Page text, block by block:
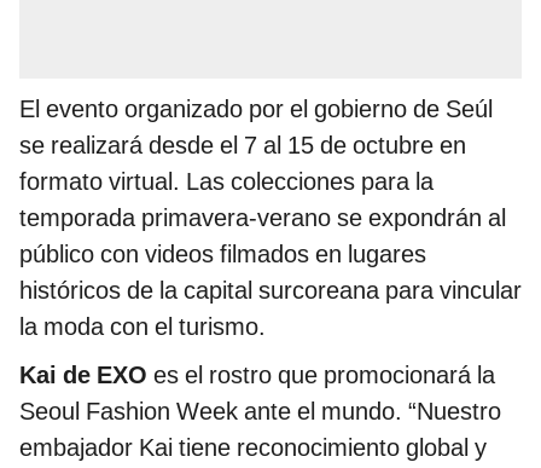
El evento organizado por el gobierno de Seúl
se realizará desde el 7 al 15 de octubre en
formato virtual. Las colecciones para la
temporada primavera-verano se expondrán al
público con videos filmados en lugares
históricos de la capital surcoreana para vincular
la moda con el turismo.
Kai de EXO es el rostro que promocionará la
Seoul Fashion Week ante el mundo. “Nuestro
embajador Kai tiene reconocimiento global y